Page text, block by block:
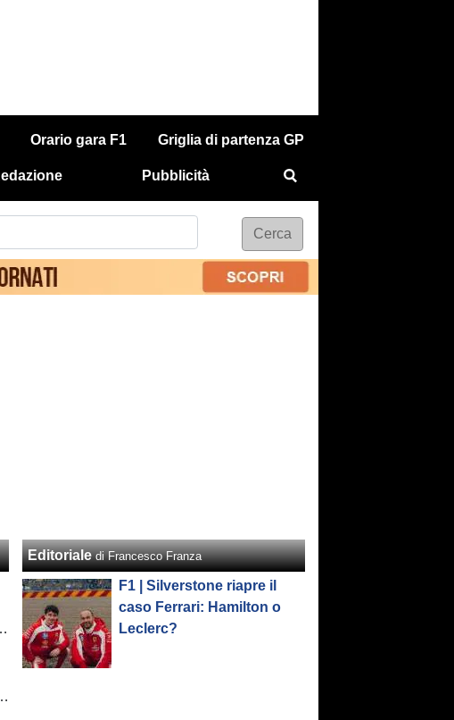
Orario gara F1 Griglia di partenza GP
Pubblicità
Editoriale di Francesco Franza
F1 | Silverstone riapre il
caso Ferrari: Hamilton o
Leclerc?